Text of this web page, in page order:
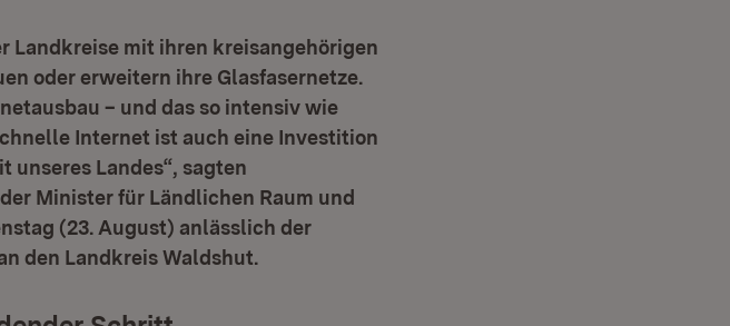
Landkreise mit ihren kreisangehörigen
oder erweitern ihre Glasfasernetze.
– und das so intensiv wie
Internet ist auch eine Investition
Landes“, sagten
Minister für Ländlichen Raum und
(23. August) anlässlich der
den Landkreis Waldshut.